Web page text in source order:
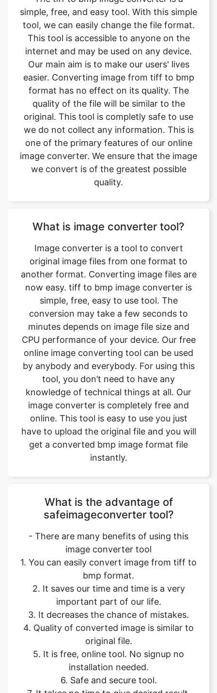
internet and may be used on any device.
Our main aim is to make our users' lives
easier. Converting image from tiff to bmp
format has no effect on its quality. The
quality of the file will be similar to the
original. This tool is completly safe to use
we do not collect any information. This is
one of the primary features of our online
image converter. We ensure that the image
we convert is of the greatest possible
quality.
What is image converter tool?
another format. Converting image files are
now easy. tiff to bmp image converter is
simple, free, easy to use tool. The
conversion may take a few seconds to
minutes depends on image file size and
CPU performance of your device. Our free
online image converting tool can be used
by anybody and everybody. For using this
tool, you don’t need to have any
knowledge of technical things at all. Our
image converter is completely free and
online. This tool is easy to use you just
have to upload the original file and you will
get a converted bmp image format file
instantly.
What is the advantage of
image converter tool
1. You can easily convert image from tiff to
bmp format.
2. It saves our time and time is a very
important part of our life.
3. It decreases the chance of mistakes.
4. Quality of converted image is similar to
original file.
5. It is free, online tool. No signup no
installation needed.
6. Safe and secure tool.
7. It takes no time to give desired result.